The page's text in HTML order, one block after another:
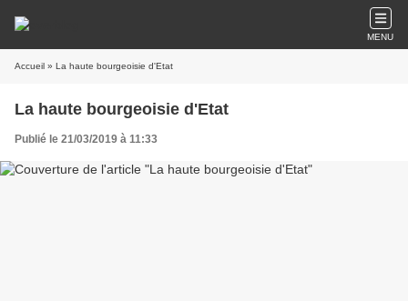
MENU
Accueil » La haute bourgeoisie d'Etat
La haute bourgeoisie d'Etat
Publié le 21/03/2019 à 11:33